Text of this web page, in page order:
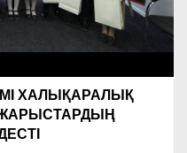
ХАЛЫҚАРАЛЫҚ